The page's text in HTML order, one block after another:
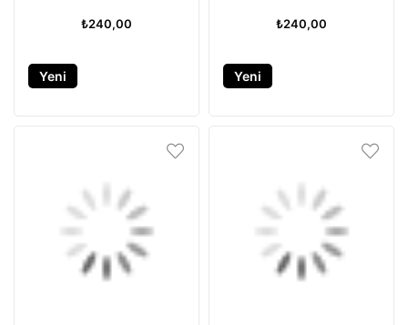
₺240,00
Yeni
₺240,00
Yeni